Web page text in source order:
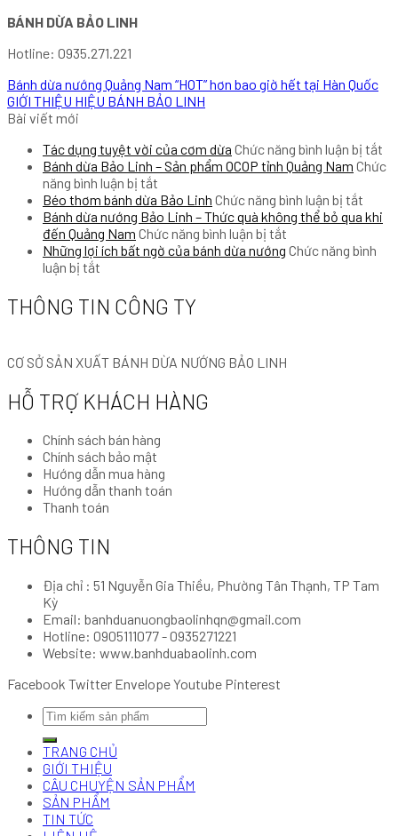
BÁNH DỪA BẢO LINH
Hotline: 0935.271.221
Bánh dừa nướng Quảng Nam “HOT” hơn bao giờ hết tại Hàn Quốc
GIỚI THIỆU HIỆU BÁNH BẢO LINH
Bài viết mới
Tác dụng tuyệt vời của cơm dừa Chức năng bình luận bị tắt
Bánh dừa Bảo Linh – Sản phẩm OCOP tỉnh Quảng Nam Chức
năng bình luận bị tắt
Bánh
dừa
Bảo
Linh
phẩm
OCOP
Quảng
Nam
Béo thơm bánh dừa Bảo Linh Chức năng bình luận bị tắt
Béo
bánh
Bánh dừa nướng Bảo Linh – Thức quà không thể bỏ qua khi
đến Quảng Nam Chức năng bình luận bị tắt
Bánh
Những lợi ích bất ngờ của bánh dừa nướng Chức năng bình
luận bị tắt
lợi
ích
ngờ
của
dừa
THÔNG TIN CÔNG TY
CƠ SỞ SẢN XUẤT BÁNH DỪA NƯỚNG BẢO LINH
HỖ TRỢ KHÁCH HÀNG
Chính sách bán hàng
Chính sách bảo mật
Hướng dẫn mua hàng
Hướng dẫn thanh toán
Thanh toán
THÔNG TIN
Địa chỉ : 51 Nguyễn Gia Thiều, Phường Tân Thạnh, TP Tam
Kỳ
Email: banhduanuongbaolinhqn@gmail.com
Hotline: 0905111077 - 0935271221
Website: www.banhduabaolinh.com
Facebook Twitter EnvelopeYoutube Pinterest
Search
for:
TRANG CHỦ
GIỚI THIỆU
CÂU CHUYỆN SẢN PHẨM
SẢN PHẨM
TIN TỨC